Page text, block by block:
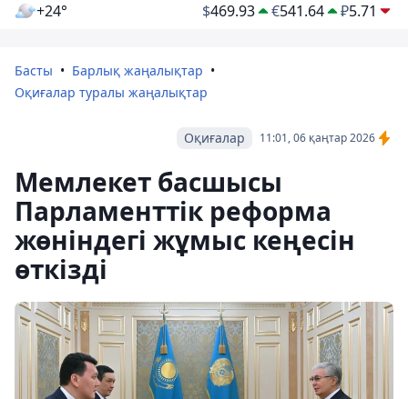
+24° $469.93 €541.64 ₽5.71
Басты
Барлық жаңалықтар
Оқиғалар туралы жаңалықтар
11:01, 06 қаңтар 2026
Оқиғалар
Мемлекет басшысы
Парламенттік реформа
жөніндегі жұмыс кеңесін
өткізді